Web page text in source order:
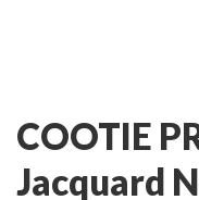
COOTIE
Jacquard